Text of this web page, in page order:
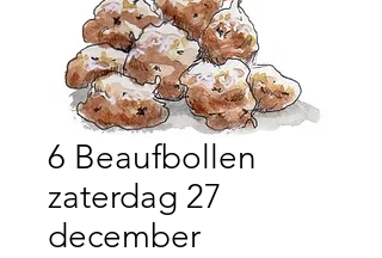
6 Beaufbollen
zaterdag 27
december